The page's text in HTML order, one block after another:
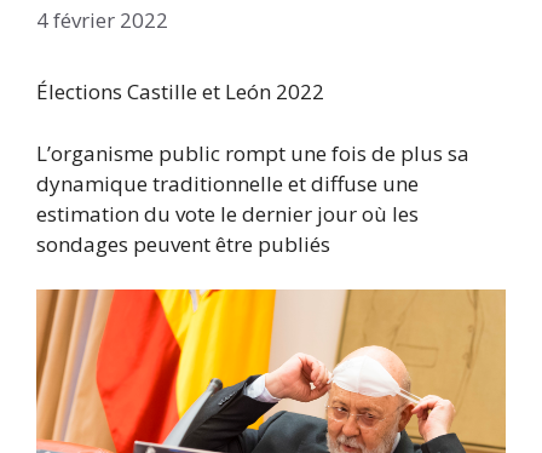
4 février 2022
Élections Castille et León 2022
L’organisme public rompt une fois de plus sa
dynamique traditionnelle et diffuse une
estimation du vote le dernier jour où les
sondages peuvent être publiés